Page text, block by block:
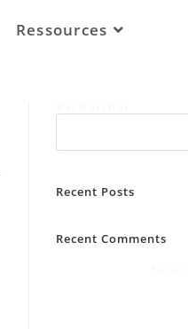
Ressources
Recent Posts
Recent Comments